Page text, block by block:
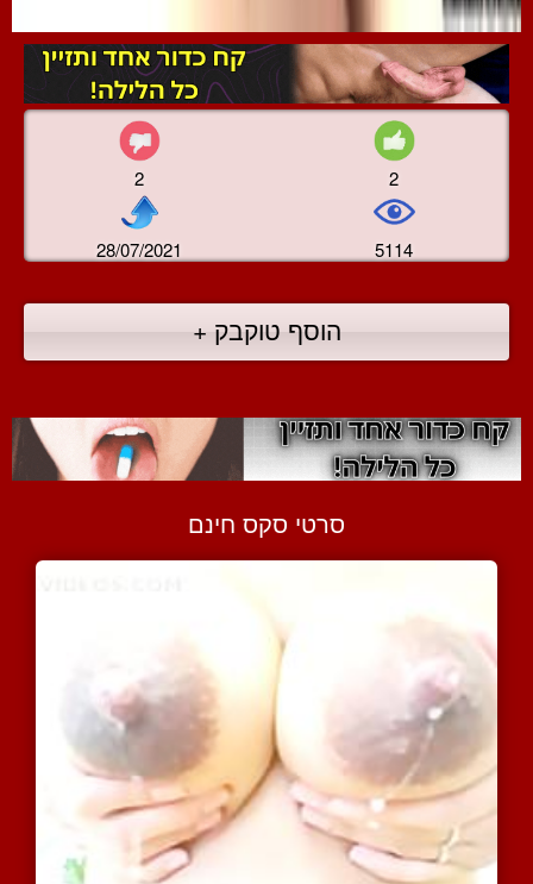
2 2
28/07/2021 5114
הוסף טוקבק +
סרטי סקס חינם